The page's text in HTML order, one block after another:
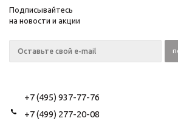
Подписывайтесь
на новости и акции
+7 (495) 937-77-76
+7 (499) 277-20-08